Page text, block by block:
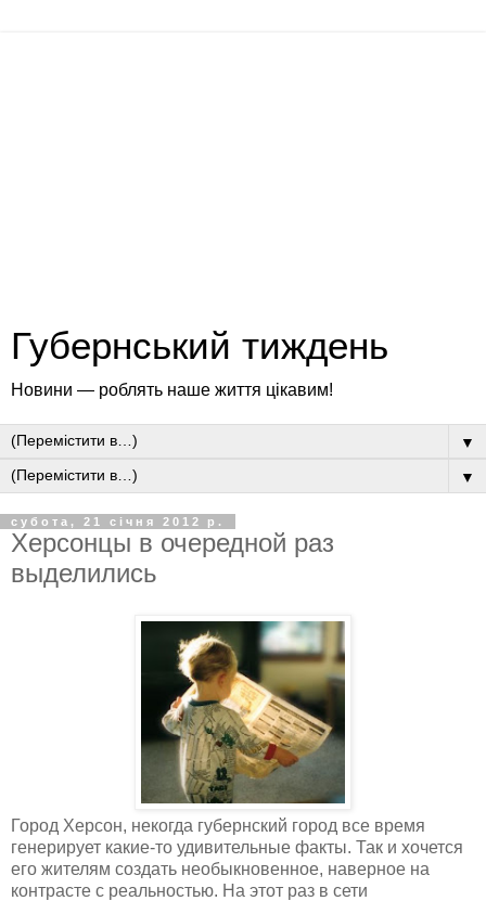
Губернський тиждень
Новини — роблять наше життя цікавим!
▼
▼
субота, 21 січня 2012 р.
Херсонцы в очередной раз
выделились
Город Херсон, некогда губернский город все время
генерирует какие-то удивительные факты. Так и хочется
его жителям создать необыкновенное, наверное на
контрасте с реальностью. На этот раз в сети